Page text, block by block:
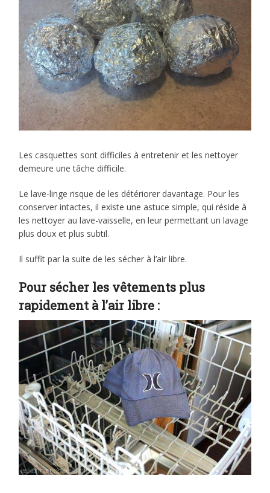
Les casquettes sont difficiles à entretenir et les nettoyer
demeure une tâche difficile.
Le lave-linge risque de les détériorer davantage. Pour les
conserver intactes, il existe une astuce simple, qui réside à
les nettoyer au lave-vaisselle, en leur permettant un lavage
plus doux et plus subtil.
Il suffit par la suite de les sécher à l’air libre.
Pour sécher les vêtements plus
rapidement à l’air libre :